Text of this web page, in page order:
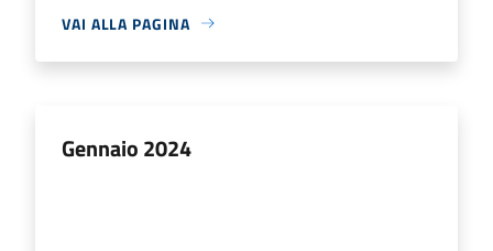
VAI ALLA PAGINA
Gennaio 2024